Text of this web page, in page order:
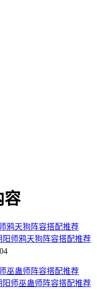
容
师鸦天狗阵容搭配推荐
师巫蛊师阵容搭配推荐